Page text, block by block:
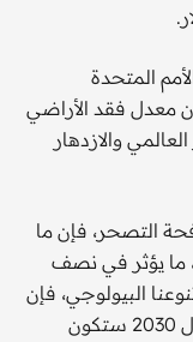
المتحدة
معدل فقد الأراضي
والازدهار
التصحر، فإن ما
ما يؤثر في نصف
البيولوجي، فإن
استعادة 1.5 مليار هكتار من الأراضي بحلول 2030 ستكون